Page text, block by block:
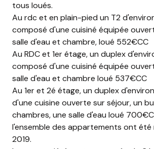
tous loués.
Au rdc et en plain-pied un T2
composé d'une cuisiné équipée
salle d'eau et chambre, loué 552€CC
Au RDC et 1er étage, un duplex
composé d'une cuisiné équipée
salle d'eau et chambre loué 537€CC
Au 1er et 2é étage, un duplex
d'une cuisine ouverte sur séjour, un
chambres, une salle d'eau loué
l'ensemble des appartements ont été
2019.